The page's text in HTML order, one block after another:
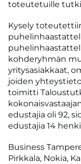
toteutetuille
​​Kysely toteutettiin
kohderyhmän
yritysasiakkaat,
joiden
toimitti
edustajia oli 92,
edustajia 14
Business
Pirkkala, Nokia,